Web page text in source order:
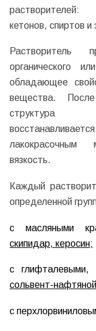
растворителей:
кетонов, спиртов
Растворитель
органического
обладающее
вещества.
структура
вязкость.
Каждый
определенной
с масляными
скипидар, керосин;
с глифталевыми,
сольвент-
с